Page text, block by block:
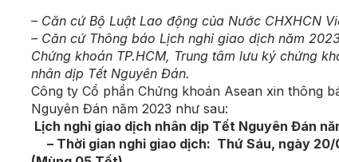
– Căn cứ Bộ Luật Lao động của Nước CHXHCN
– Căn cứ Thông báo Lịch nghỉ giao dịch năm
Chứng khoán TP.HCM, Trung tâm lưu ký chứng
nhân dịp Tết Nguyên Đán.
Công ty Cổ phần Chứng khoán Asean xin thông
Nguyên Đán năm 2023 như sau:
Lịch nghỉ giao dịch nhân dịp Tết Nguyên Đán
– Thời gian nghỉ giao dịch: Thứ Sáu, ngày